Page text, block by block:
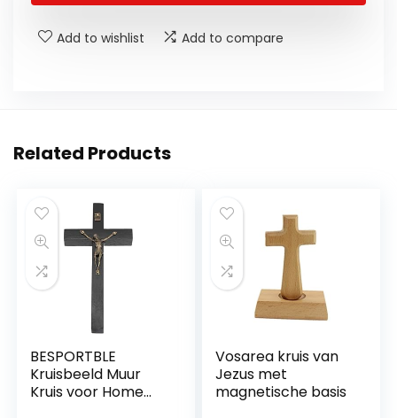
Add to wishlist Add to compare
Related Products
BESPORTBLE
Kruisbeeld Muur
Kruis voor Home
Vosarea kruis van
Jezus met
magnetische basis